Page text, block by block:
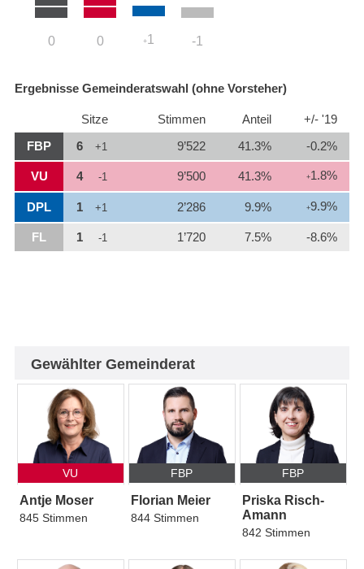
0 0 +1 -1
Ergebnisse Gemeinderatswahl (ohne Vorsteher)
Sitze Stimmen Anteil
+/- '19
FBP
6 +1 9’522 41.3% -0.2%
VU 4 -1 9’500 41.3% +1.8%
DPL 1 +1 2’286 9.9% +9.9%
FL 1 -1 1’720 7.5% -8.6%
Gewählter Gemeinderat
VU
Antje Moser
845 Stimmen
FBP
Florian Meier
844 Stimmen
FBP
Priska Risch-
Amann
842 Stimmen